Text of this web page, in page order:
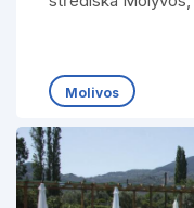
Molivos